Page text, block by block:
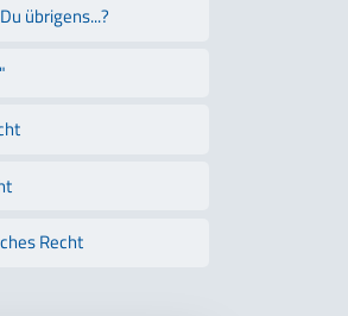
übrigens...?
Recht